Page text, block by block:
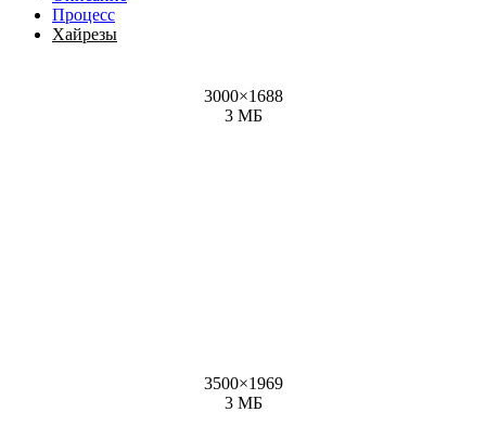
Процесс
Хайрезы
3000×1688
3 МБ
3500×1969
3 МБ